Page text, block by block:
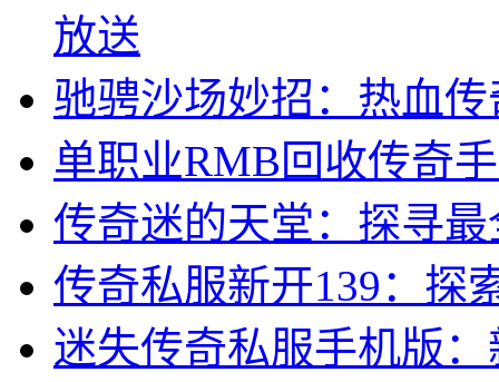
放送
驰骋沙场妙招：热血
单职业RMB回收传奇
传奇迷的天堂：探寻
传奇私服新开139：探
迷失传奇私服手机版